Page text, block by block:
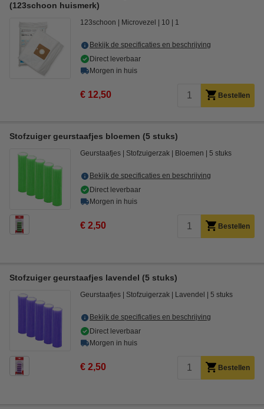
(123schoon huismerk)
123schoon Microvezel 10 1
Bekijk de specificaties en beschrijving
Direct leverbaar
Morgen in huis
€ 12,50 Bestellen
Stofzuiger geurstaafjes bloemen (5 stuks)
Geurstaafjes Stofzuigerzak Bloemen 5 stuks
Bekijk de specificaties en beschrijving
Direct leverbaar
Morgen in huis
€ 2,50 Bestellen
Stofzuiger geurstaafjes lavendel (5 stuks)
Geurstaafjes Stofzuigerzak Lavendel 5 stuks
Bekijk de specificaties en beschrijving
Direct leverbaar
Morgen in huis
€ 2,50 Bestellen